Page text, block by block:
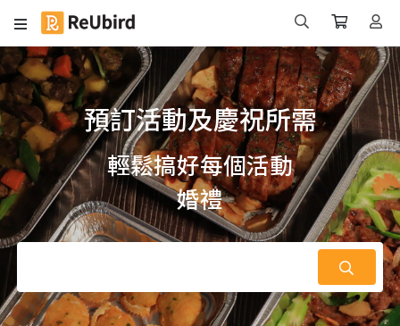
預訂活動及慶祝所需
輕鬆搞好每個活動
親子